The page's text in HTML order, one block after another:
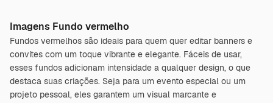
Imagens Fundo vermelho
Fundos vermelhos são ideais para quem quer editar banners e
convites com um toque vibrante e elegante. Fáceis de usar,
esses fundos adicionam intensidade a qualquer design, o que
destaca suas criações. Seja para um evento especial ou um
projeto pessoal, eles garantem um visual marcante e